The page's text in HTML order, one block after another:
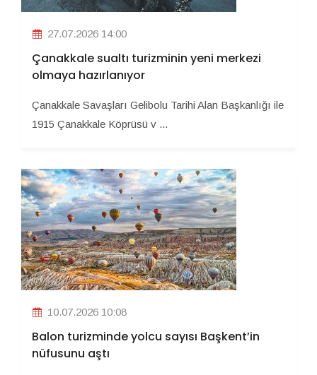
27.07.2026 14:00
Çanakkale sualtı turizminin yeni merkezi
olmaya hazırlanıyor
Çanakkale Savaşları Gelibolu Tarihi Alan Başkanlığı ile
1915 Çanakkale Köprüsü v ...
10.07.2026 10:08
Balon turizminde yolcu sayısı Başkent’in
nüfusunu aştı